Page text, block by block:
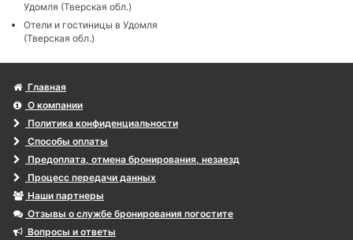
Удомля (Тверская обл.)
Отели и гостиницы в Удомля
(Тверская обл.)
Главная
О компании
Политика конфиденциальности
Способы оплаты
Предоплата, отмена бронирования, незаезд
Процесс передачи данных
Наши партнеры
Отзывы о службе бронирования погостите
Вопросы и ответы